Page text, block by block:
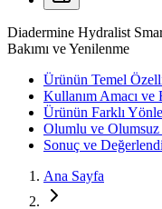
Diadermine Hydralist
Bakımı ve Yenilenme
Ürünün Temel
Kullanım Amacı
Ürünün Farklı
Olumlu ve
Sonuç ve
Ana Sayfa